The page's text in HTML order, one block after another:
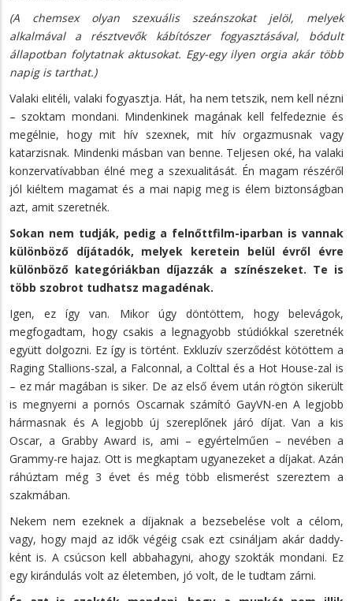
(A chemsex olyan szexuális szeánszokat jelöl, melyek
alkalmával a résztvevők kábítószer fogyasztásával, bódult
állapotban folytatnak aktusokat. Egy-egy ilyen orgia akár több
napig is tarthat.)
Valaki elitéli, valaki fogyasztja. Hát, ha nem tetszik, nem kell nézni
– szoktam mondani. Mindenkinek magának kell felfedeznie és
megélnie, hogy mit hív szexnek, mit hív orgazmusnak vagy
katarzisnak. Mindenki másban van benne. Teljesen oké, ha valaki
konzervatívabban élné meg a szexualitását. Én magam részéről
jól kiéltem magamat és a mai napig meg is élem biztonságban
azt, amit szeretnék.
Sokan nem tudják, pedig a felnőttfilm-iparban is vannak
különböző díjátadók, melyek keretein belül évről évre
különböző kategóriákban díjazzák a színészeket. Te is
több szobrot tudhatsz magadénak.
Igen, ez így van. Mikor úgy döntöttem, hogy belevágok,
megfogadtam, hogy csakis a legnagyobb stúdiókkal szeretnék
együtt dolgozni. Ez így is történt. Exkluzív szerződést kötöttem a
Raging Stallions-szal, a Falconnal, a Colttal és a Hot House-zal is
– ez már magában is siker. De az első évem után rögtön sikerült
is megnyerni a pornós Oscarnak számító GayVN-en A legjobb
hármasnak és A legjobb új szereplőnek járó díjat. Van a kis
Oscar, a Grabby Award is, ami – egyértelműen – nevében a
Grammy-re hajaz. Ott is megkaptam ugyanezeket a díjakat. Azán
ráhúztam még 3 évet és még több elismerést szereztem a
szakmában.
Nekem nem ezeknek a díjaknak a bezsebelése volt a célom,
vagy, hogy majd az idők végéig csak ezt csináljam akár daddy-
ként is. A csúcson kell abbahagyni, ahogy szokták mondani. Ez
egy kirándulás volt az életemben, jó volt, de le tudtam zárni.